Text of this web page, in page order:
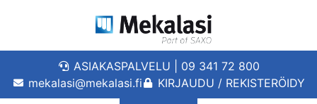
ASIAKASPALVELU | 09 341 72 800
mekalasi@mekalasi.fi
KIRJAUDU / REKISTERÖIDY